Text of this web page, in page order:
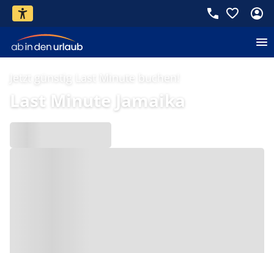
Jetzt günstig Last Minute buchen!
Last Minute Jamaika